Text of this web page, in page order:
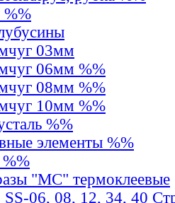
%%
03мм
06мм %%
08мм %%
10мм %%
%%
элементы %%
"MС" термоклеевые
SS-06, 08, 12, 34, 40